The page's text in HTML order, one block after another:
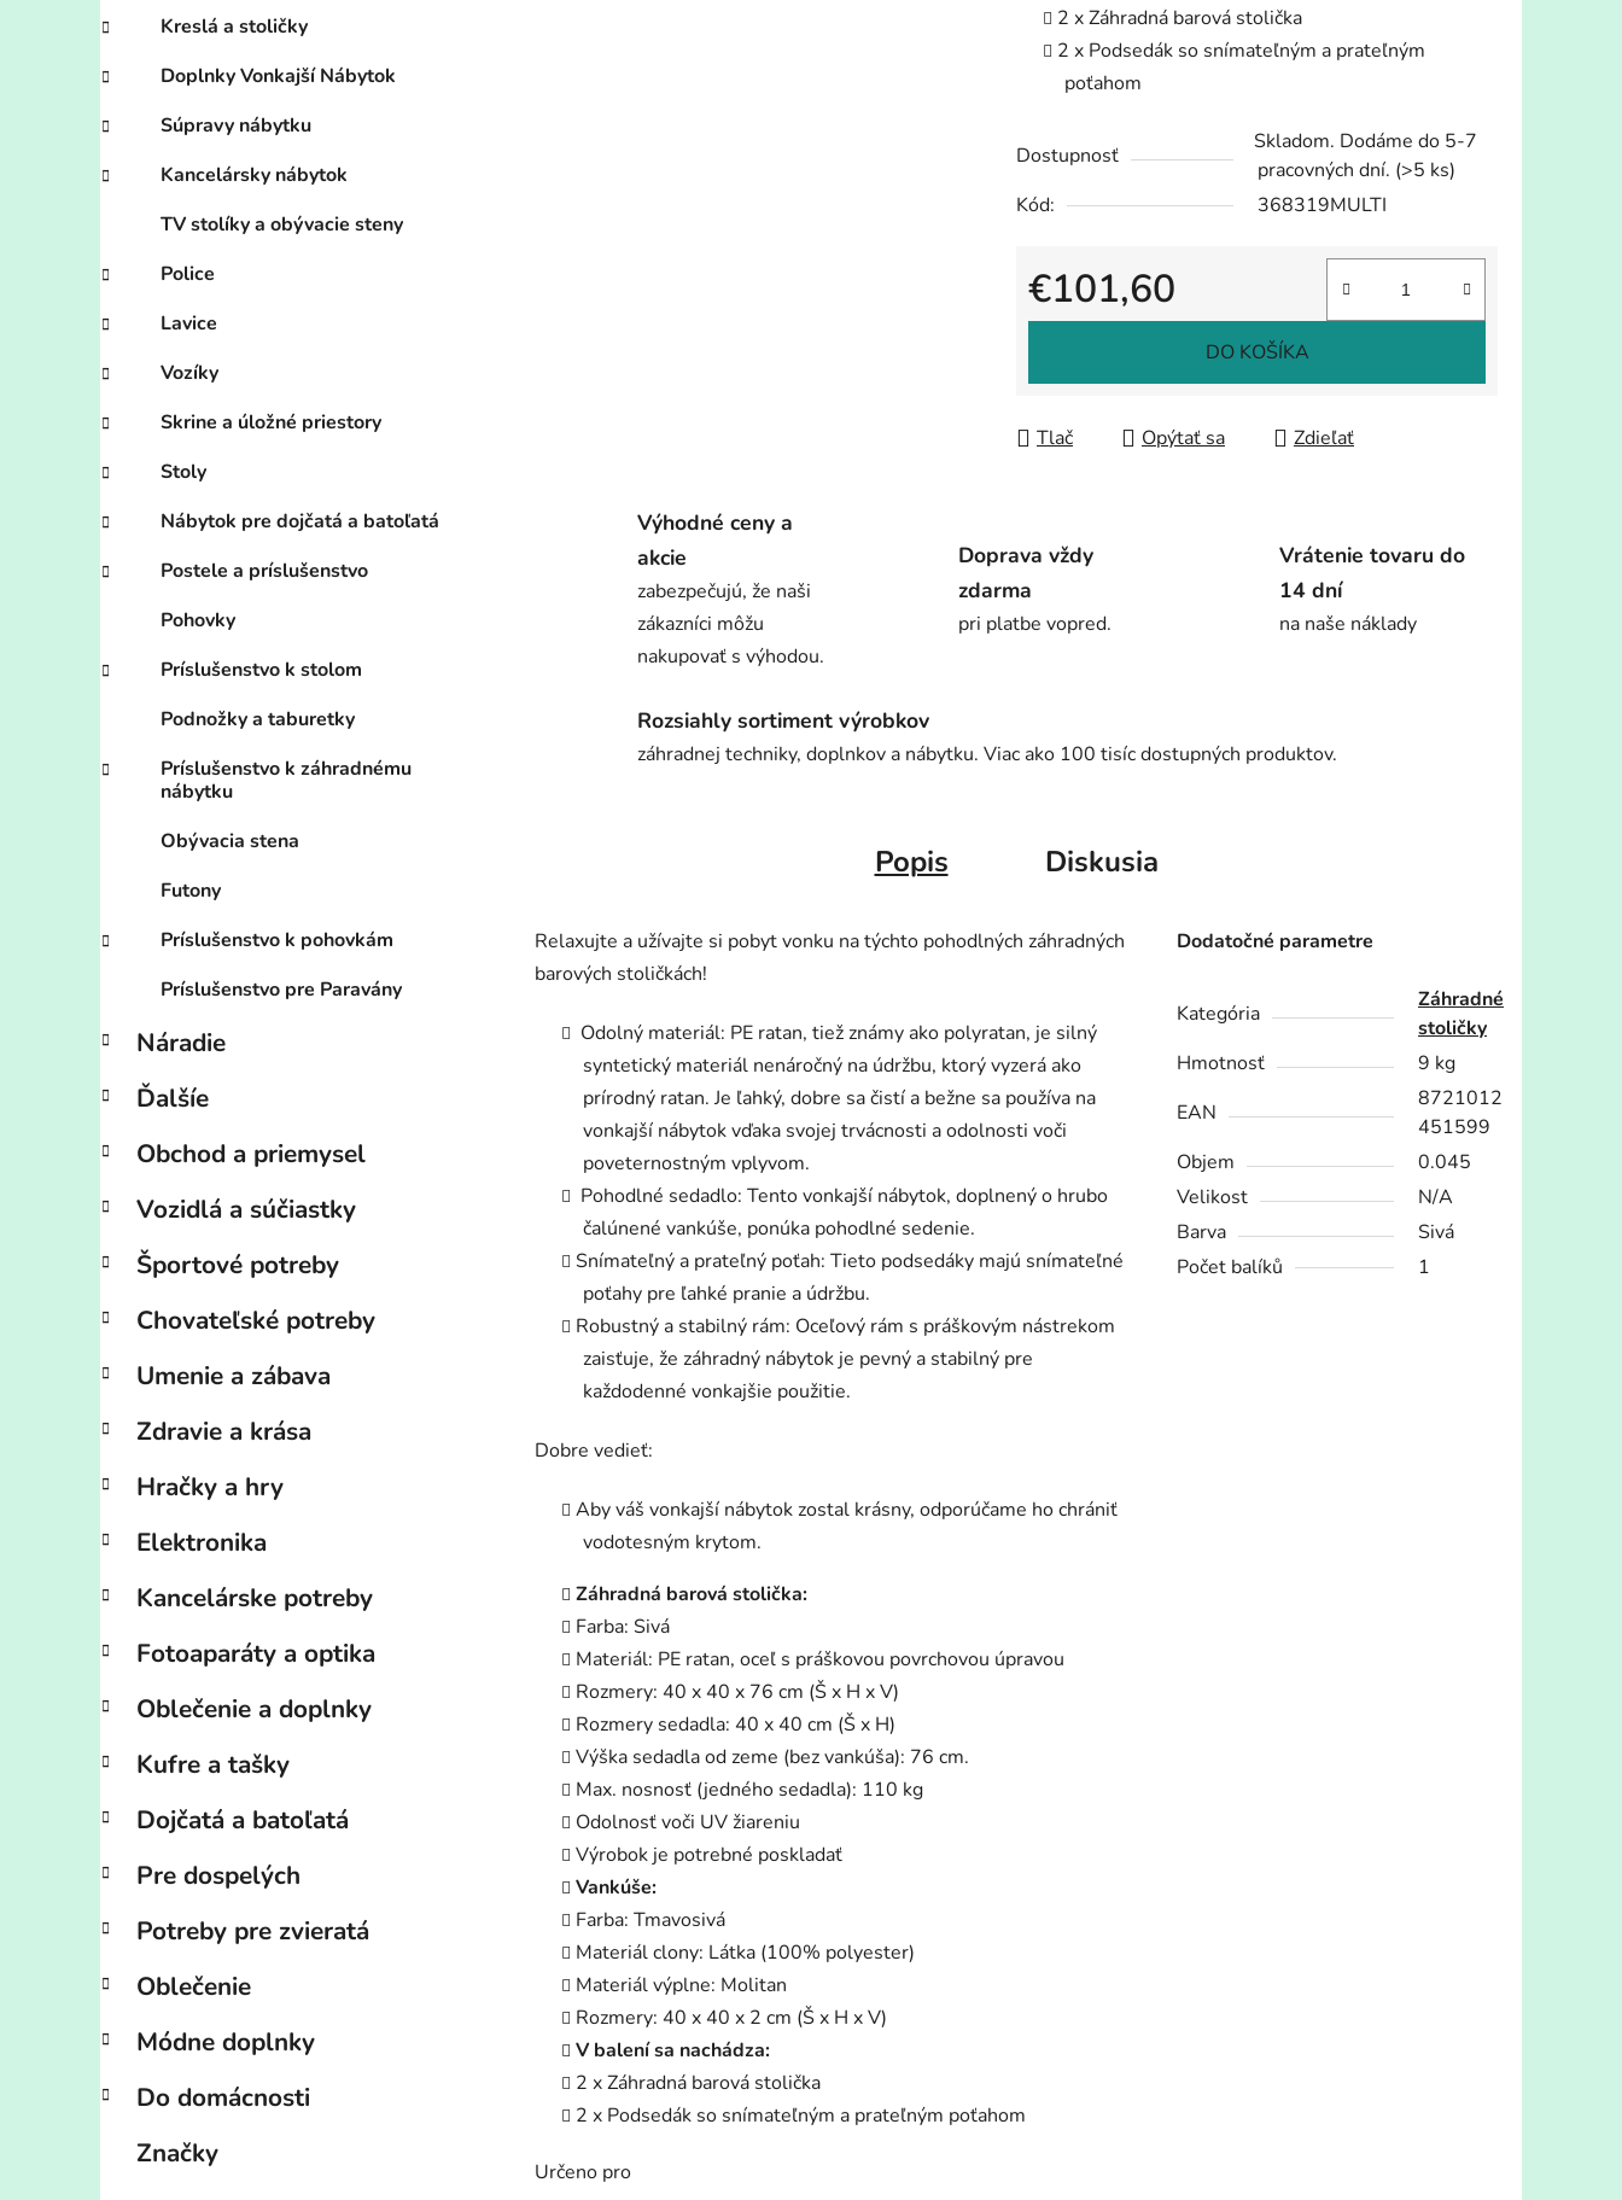
Kreslá a stoličky
Doplnky Vonkajší Nábytok
Súpravy nábytku
Kancelársky nábytok
TV stolíky a obývacie steny
Police
Lavice
Vozíky
Skrine a úložné priestory
Stoly
Nábytok pre dojčatá a batoľatá
Postele a príslušenstvo
Pohovky
Príslušenstvo k stolom
Podnožky a taburetky
Príslušenstvo k záhradnému
nábytku
Obývacia stena
Futony
Príslušenstvo k pohovkám
Príslušenstvo pre Paravány
Náradie
Ďalšíe
Obchod a priemysel
Vozidlá a súčiastky
Športové potreby
Chovateľské potreby
Umenie a zábava
Zdravie a krása
Hračky a hry
Elektronika
Kancelárske potreby
Fotoaparáty a optika
Oblečenie a doplnky
Kufre a tašky
Dojčatá a batoľatá
Pre dospelých
Potreby pre zvieratá
Oblečenie
Módne doplnky
Do domácnosti
Značky
2 x Záhradná barová stolička
2 x Podsedák so snímateľným a prateľným
poťahom
Dostupnosť
Skladom. Dodáme do 5-7
pracovných dní. (>5 ks)
Kód:
368319MULTI
€101,60
Jednotková cena:
DO KOŠÍKA
Tlač Opýtať sa Zdieľať
Výhodné ceny a
akcie
zabezpečujú, že naši
zákazníci môžu
nakupovať s výhodou.
Doprava vždy
zdarma
pri platbe vopred.
Vrátenie tovaru do
14 dní
na naše náklady
Rozsiahly sortiment výrobkov
záhradnej techniky, doplnkov a nábytku. Viac ako 100 tisíc dostupných produktov.
Popis Diskusia
Relaxujte a užívajte si pobyt vonku na týchto pohodlných záhradných
barových stoličkách!
Odolný materiál: PE ratan, tiež známy ako polyratan, je silný
syntetický materiál nenáročný na údržbu, ktorý vyzerá ako
prírodný ratan. Je ľahký, dobre sa čistí a bežne sa používa na
vonkajší nábytok vďaka svojej trvácnosti a odolnosti voči
poveternostným vplyvom.
Pohodlné sedadlo: Tento vonkajší nábytok, doplnený o hrubo
čalúnené vankúše, ponúka pohodlné sedenie.
Snímateľný a prateľný poťah: Tieto podsedáky majú snímateľné
poťahy pre ľahké pranie a údržbu.
Robustný a stabilný rám: Oceľový rám s práškovým nástrekom
zaisťuje, že záhradný nábytok je pevný a stabilný pre
každodenné vonkajšie použitie.
Dobre vedieť:
Aby váš vonkajší nábytok zostal krásny, odporúčame ho chrániť
vodotesným krytom.
Záhradná barová stolička:
Farba: Sivá
Materiál: PE ratan, oceľ s práškovou povrchovou úpravou
Rozmery: 40 x 40 x 76 cm (Š x H x V)
Rozmery sedadla: 40 x 40 cm (Š x H)
Výška sedadla od zeme (bez vankúša): 76 cm.
Max. nosnosť (jedného sedadla): 110 kg
Odolnosť voči UV žiareniu
Výrobok je potrebné poskladať
Vankúše:
Farba: Tmavosivá
Materiál clony: Látka (100% polyester)
Materiál výplne: Molitan
Rozmery: 40 x 40 x 2 cm (Š x H x V)
V balení sa nachádza:
2 x Záhradná barová stolička
2 x Podsedák so snímateľným a prateľným poťahom
Určeno pro
Dodatočné parametre
Kategória
Záhradné
stoličky
Hmotnosť
9 kg
EAN
8721012
451599
Objem
0.045
Velikost
N/A
Barva
Sivá
Počet balíků
1